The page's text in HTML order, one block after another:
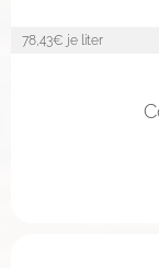
78,43€ je liter